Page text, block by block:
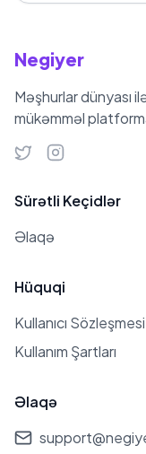
Negiyer
Məşhurlar dünyası
mükəmməl
Sürətli Keçidlər
Əlaqə
Hüquqi
Kullanıcı Sözleşmesi
Kullanım Şartları
Əlaqə